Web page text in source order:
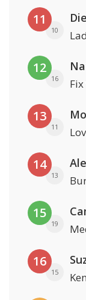
11
10
12
16
13
11
14
13
15
19
16
15